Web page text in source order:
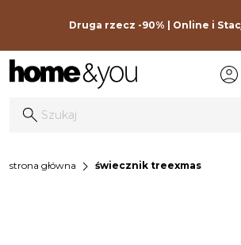
Druga rzecz -90% | Online i
strona główna chevron_right świecznik treexmas